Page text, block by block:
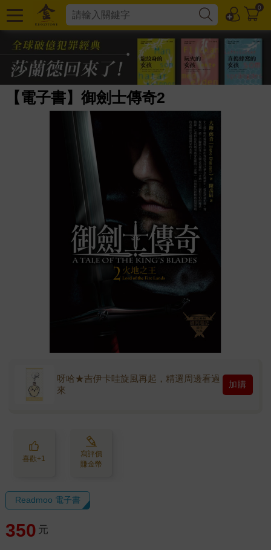
0
【電子書】御劍士傳奇2
呀哈★吉伊卡哇旋風再起，精選周邊看過
來
加購
喜歡+1
寫評價
賺金幣
Readmoo 電子書
350 元